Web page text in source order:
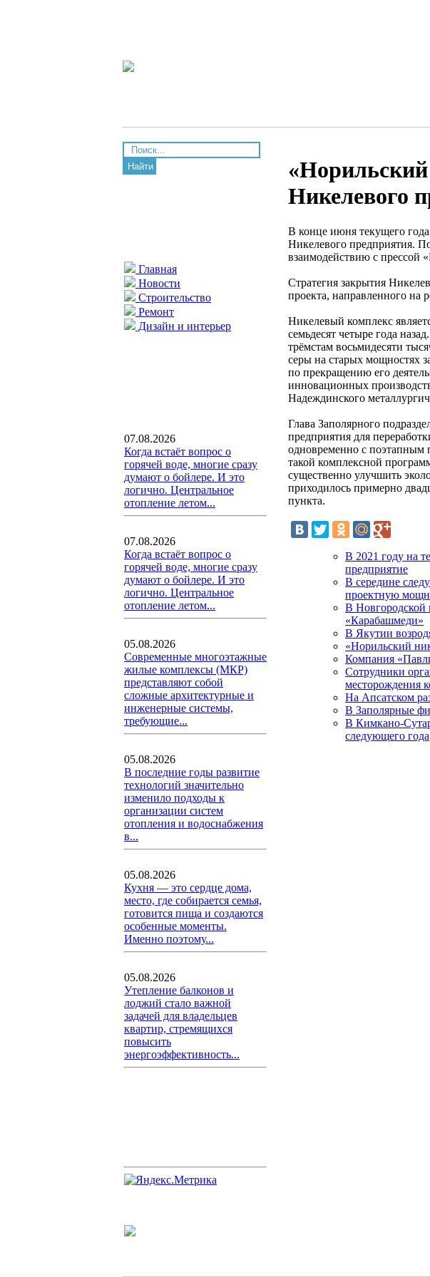
Найти
Главная
Новости
Строительство
Ремонт
Дизайн и интерьер
07.08.2026
Когда встаёт вопрос о
горячей воде, многие сразу
думают о бойлере. И это
логично. Центральное
отопление летом...
07.08.2026
Когда встаёт вопрос о
горячей воде, многие сразу
думают о бойлере. И это
логично. Центральное
отопление летом...
05.08.2026
Современные многоэтажные
жилые комплексы (МКР)
представляют собой
сложные архитектурные и
инженерные системы,
требующие...
05.08.2026
В последние годы развитие
технологий значительно
изменило подходы к
организации систем
отопления и водоснабжения
в...
05.08.2026
Кухня — это сердце дома,
место, где собирается семья,
готовится пища и создаются
особенные моменты.
Именно поэтому...
05.08.2026
Утепление балконов и
лоджий стало важной
задачей для владельцев
квартир, стремящихся
повысить
энергоэффективность...
Никелевого
В конце июня текущего
Никелевого предприятия.
взаимодействию с прессой
Стратегия закрытия
проекта, направленного на
Никелевый комплекс
семьдесят четыре года
трёмстам восьмидесяти
серы на старых мощностях
по прекращению его
инновационных
Надеждинского
Глава Заполярного
предприятия для
одновременно с поэтапным
такой комплексной
существенно улучшить
приходилось примерно
пункта.
В 2021 году на
предприятие
В середине
проектную
В Новгородской
«Карабашмеди»
В Якутии
«Норильский
Компания
Сотрудники
месторождения
На Апсатском
В Заполярные
В Кимкано-
следующего года